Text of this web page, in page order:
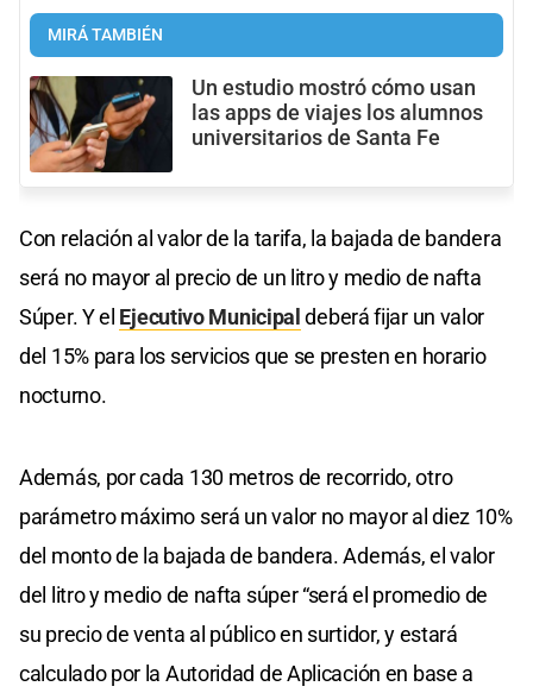
MIRÁ TAMBIÉN
Un estudio mostró cómo usan
las apps de viajes los alumnos
universitarios de Santa Fe
Con relación al valor de la tarifa, la bajada de bandera
será no mayor al precio de un litro y medio de nafta
Súper. Y el Ejecutivo Municipaldeberá fijar un valor
del 15% para los servicios que se presten en horario
nocturno.
Además, por cada 130 metros de recorrido, otro
parámetro máximo será un valor no mayor al diez 10%
del monto de la bajada de bandera. Además, el valor
del litro y medio de nafta súper “será el promedio de
su precio de venta al público en surtidor, y estará
calculado por la Autoridad de Aplicación en base a